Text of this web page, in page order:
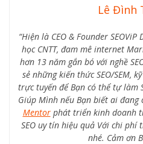
Lê Đình
“Hiện là CEO & Founder
học CNTT, đam mê internet
hơn 13 năm gắn bó với nghề
sẻ những kiến thức SEO/SEM,
trực tuyến để Bạn có thể tự làm
Giúp Mình nếu Bạn biết ai đang
Mentorphát triển kinh doanh
SEO uy tín hiệu quả Với chi
nhé. Cảm ơn